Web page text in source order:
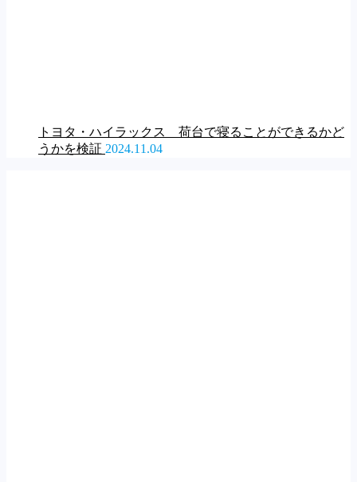
トヨタ・ハイラックス 荷台で寝ることができるかど
うかを検証 2024.11.04